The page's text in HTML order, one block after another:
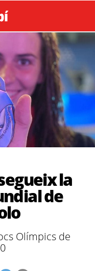
la
de
Olímpics de